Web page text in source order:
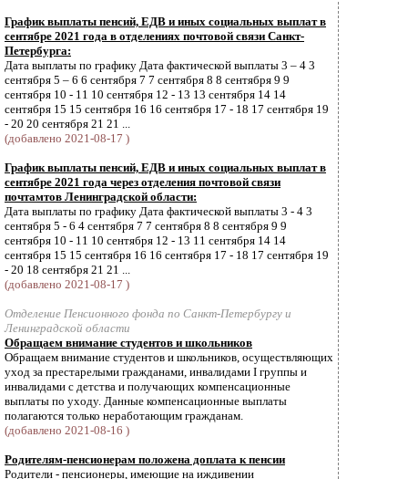
График выплаты пенсий, ЕДВ и иных социальных выплат в
сентябре 2021 года в отделениях почтовой связи Санкт-
Петербурга:
Дата выплаты по графику Дата фактической выплаты 3 – 4 3
сентября 5 – 6 6 сентября 7 7 сентября 8 8 сентября 9 9
сентября 10 - 11 10 сентября 12 - 13 13 сентября 14 14
сентября 15 15 сентября 16 16 сентября 17 - 18 17 сентября 19
- 20 20 сентября 21 21 ...
(добавлено 2021-08-17 )
График выплаты пенсий, ЕДВ и иных социальных выплат в
сентябре 2021 года через отделения почтовой связи
почтамтов Ленинградской области:
Дата выплаты по графику Дата фактической выплаты 3 - 4 3
сентября 5 - 6 4 сентября 7 7 сентября 8 8 сентября 9 9
сентября 10 - 11 10 сентября 12 - 13 11 сентября 14 14
сентября 15 15 сентября 16 16 сентября 17 - 18 17 сентября 19
- 20 18 сентября 21 21 ...
(добавлено 2021-08-17 )
Отделение Пенсионного фонда по Санкт-Петербургу и
Ленинградской области
Обращаем внимание студентов и школьников
Обращаем внимание студентов и школьников, осуществляющих
уход за престарелыми гражданами, инвалидами I группы и
инвалидами с детства и получающих компенсационные
выплаты по уходу. Данные компенсационные выплаты
полагаются только неработающим гражданам.
(добавлено 2021-08-16 )
Родителям-пенсионерам положена доплата к пенсии
Родители - пенсионеры, имеющие на иждивении